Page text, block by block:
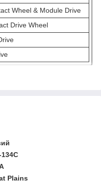
Wheel & Module Drive
Drive Wheel
Plains